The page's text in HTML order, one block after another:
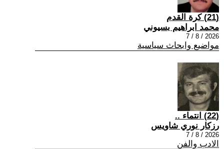
(21) كرة القدم
محمد ابراهيم بسيوني
2026 / 8 / 7
مواضيع وابحاث سياسية
(22) انتماء ..
رزكار نوري شاويس
2026 / 8 / 7
الادب والفن